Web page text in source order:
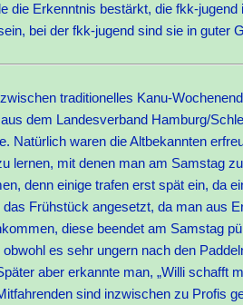
die Erkenntnis bestärkt, die fkk-
bei der fkk-jugend sind sie in guter
traditionelles Kanu-
dem Landesverband Hamburg/
Natürlich waren die Altbekannten
lernen, mit denen man am Samstag
denn einige trafen erst spät ein, da
Frühstück angesetzt, da man aus
diese beendet am Samstag
es sehr ungern nach den
aber erkannte man, „Willi schafft
sind inzwischen zu Profis